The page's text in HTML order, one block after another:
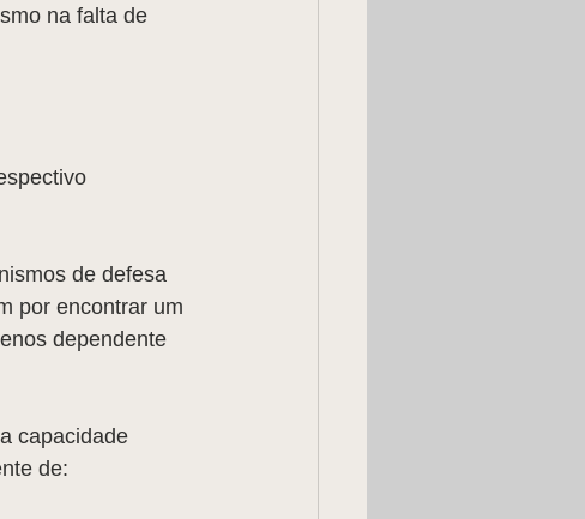
na falta de
de defesa
por encontrar um
dependente
capacidade
de: